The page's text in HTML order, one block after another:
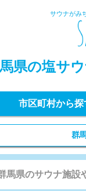
サウナがみ
県の塩サ
市区町村から探
群